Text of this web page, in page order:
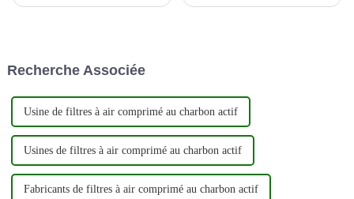
sur l'innovation et la qualité,...
Recherche Associée
Usine de filtres à air comprimé au charbon actif
Usines de filtres à air comprimé au charbon actif
Fabricants de filtres à air comprimé au charbon actif